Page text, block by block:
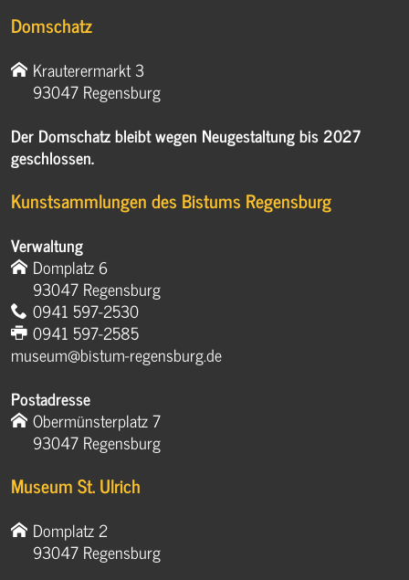
Domschatz
Krauterermarkt 3
93047 Regensburg
Der Domschatz bleibt wegen Neugestaltung bis 2027
geschlossen.
Kunstsammlungen des Bistums Regensburg
Verwaltung
Domplatz 6
93047 Regensburg
0941 597-2530
0941 597-2585
museum@bistum-regensburg.de
Postadresse
Obermünsterplatz 7
93047 Regensburg
Museum St. Ulrich
Domplatz 2
93047 Regensburg